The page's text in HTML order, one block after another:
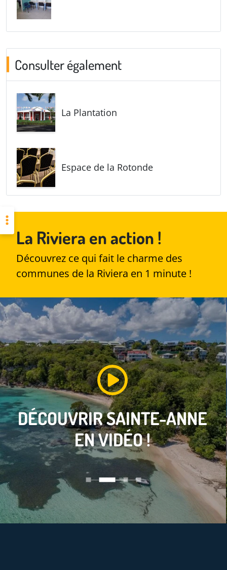
Consulter également
La Plantation
Espace de la Rotonde
La Riviera en action !
Découvrez ce qui fait le charme des
communes de la Riviera en 1 minute !
DÉCOUVRIRSAINTE-ANNE
EN VIDÉO !